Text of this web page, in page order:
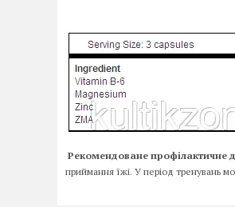
Рекомендоване профілактичне
приймання їжі. У період тренувань